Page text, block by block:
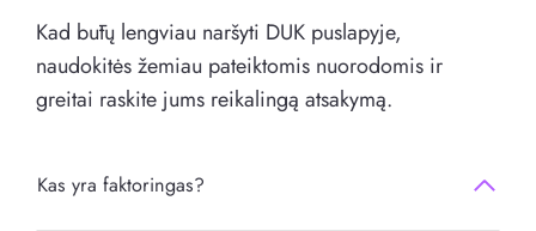
Kad būtų lengviau naršyti DUK puslapyje,
naudokitės žemiau pateiktomis nuorodomis ir
greitai raskite jums reikalingą atsakymą.
Kas yra faktoringas?